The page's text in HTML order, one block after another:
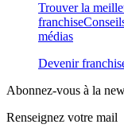
Trouver la
franchise
médias
Devenir
Abonnez-vous à la
Renseignez votre mail